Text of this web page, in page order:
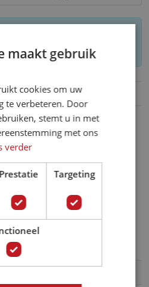
Landschap.
mistig landschap.
een unieke sfeer in de:
hal, kantoor,
andere ruimte.
maakt gebruik
cookies om uw
te verbeteren. Door
stemt u in met
met ons
verder
Prestatie Targeting